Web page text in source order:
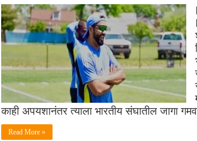
काही अपयशानंतर त्याला भारतीय संघातील जागा
Read More »